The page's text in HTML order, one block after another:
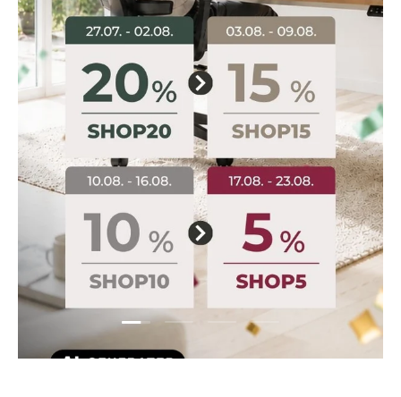
Indlæs film 1 af 4
Indlæs film 2 af 4
Indlæs film 3 af 4
Indlæs film 4 af 4